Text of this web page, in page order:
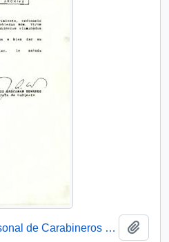
[Relacionado con el personal de Carabineros eliminado]